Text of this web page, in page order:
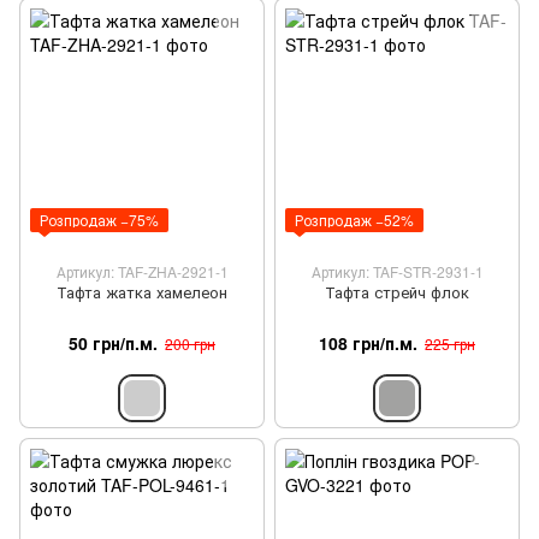
Розпродаж −75%
Артикул: TAF-ZHA-2921-1
Тафта жатка хамелеон
50 грн/п.м. 200 грн
Розпродаж −52%
Артикул: TAF-STR-2931-1
Тафта стрейч флок
108 грн/п.м. 225 грн